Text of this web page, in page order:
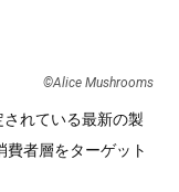
©Alice Mushrooms
れている最新の製
費者層をターゲット